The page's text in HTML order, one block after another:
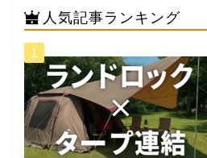
人気記事ランキング